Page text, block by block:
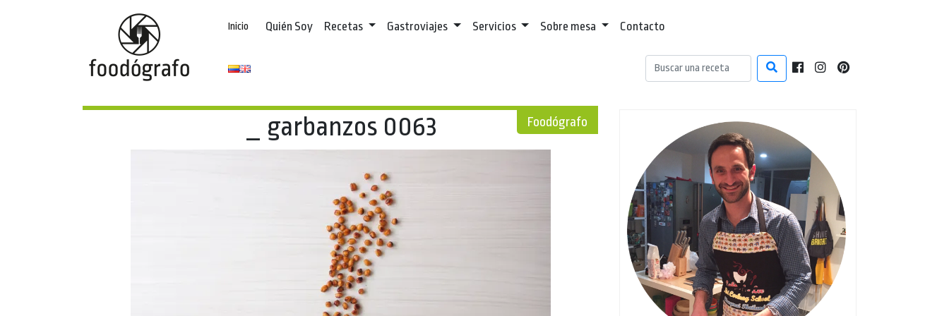
Inicio Quién Soy Recetas Gastroviajes Servicios Sobre mesa Contacto
Foodógrafo
_ garbanzos 0063